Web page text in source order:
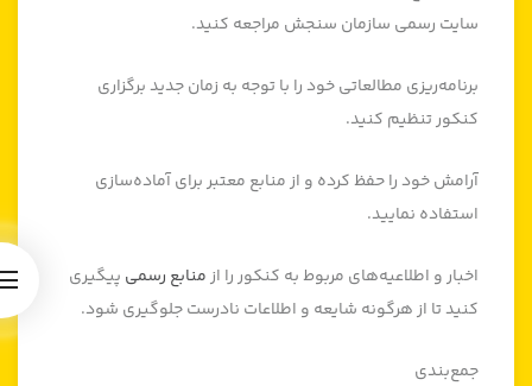
سایت رسمی سازمان سنجش مراجعه کنید.
برنامه‌ریزی مطالعاتی خود را با توجه به زمان جدید برگزاری
کنکور تنظیم کنید.
آرامش خود را حفظ کرده و از منابع معتبر برای آماده‌سازی
استفاده نمایید.
اخبار و اطلاعیه‌های مربوط به کنکور را ازمنابع رسمی پیگیری
کنید تا از هرگونه شایعه و اطلاعات نادرست جلوگیری شود.
جمع‌بندی